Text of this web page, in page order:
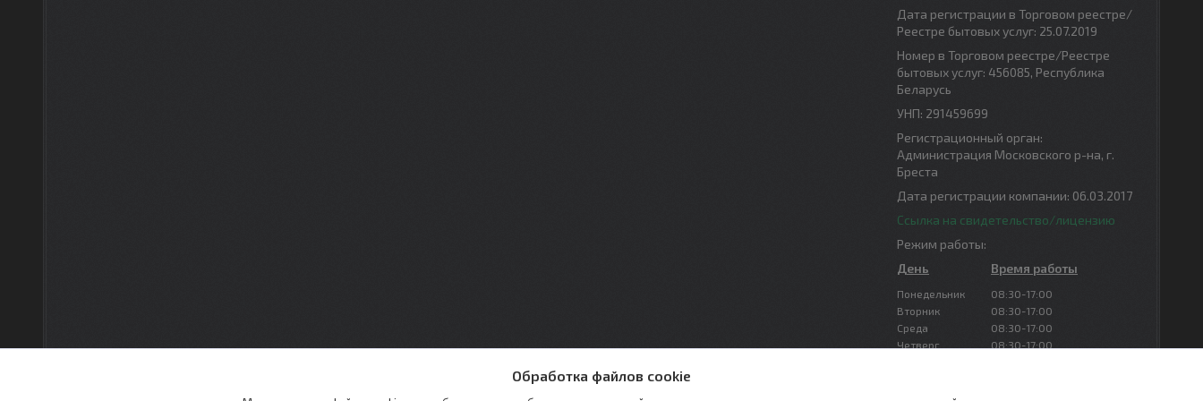
Дата регистрации в Торговом реестре/
Реестре бытовых услуг: 25.07.2019
Номер в Торговом реестре/Реестре
бытовых услуг: 456085, Республика
Беларусь
УНП: 291459699
Регистрационный орган:
Администрация Московского р-на, г.
Бреста
Дата регистрации компании: 06.03.2017
Ссылка на свидетельство/лицензию
Режим работы:
День
Время работы
Понедельник
08:30-17:00
Вторник
08:30-17:00
Среда
08:30-17:00
Четверг
08:30-17:00
Воскресенье
Обработка файлов cookie